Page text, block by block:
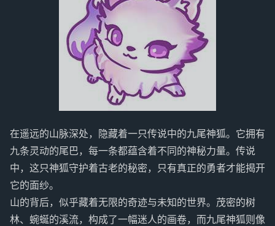
在遥远的山脉深处，隐藏着一只传说中的九尾神狐。它拥有
九条灵动的尾巴，每一条都蕴含着不同的神秘力量。传说
中，这只神狐守护着古老的秘密，只有真正的勇者才能揭开
它的面纱。
山的背后，似乎藏着无限的奇迹与未知的世界。茂密的树
林、蜿蜒的溪流，构成了一幅迷人的画卷，而九尾神狐则像